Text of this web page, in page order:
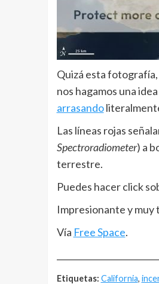
Quizá esta
nos hagamos una
arrasando
Las líneas rojas
Spectroradiometer) a
terrestre.
Puedes hacer click
Impresionante y muy
Vía Free Space.
Etiquetas: California,